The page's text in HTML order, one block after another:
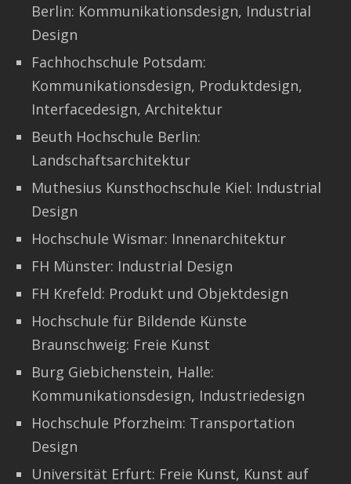
Berlin: Kommunikationsdesign, Industrial
Design
Fachhochschule Potsdam:
Kommunikationsdesign, Produktdesign,
Interfacedesign, Architektur
Beuth Hochschule Berlin:
Landschaftsarchitektur
Muthesius Kunsthochschule Kiel: Industrial
Design
Hochschule Wismar: Innenarchitektur
FH Münster: Industrial Design
FH Krefeld: Produkt und Objektdesign
Hochschule für Bildende Künste
Braunschweig: Freie Kunst
Burg Giebichenstein, Halle:
Kommunikationsdesign, Industriedesign
Hochschule Pforzheim: Transportation
Design
Universität Erfurt: Freie Kunst, Kunst auf